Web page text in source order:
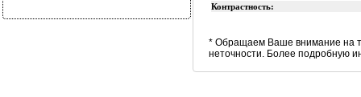
Контрастность:
* Обращаем Ваше внимание на
неточности. Более подробную